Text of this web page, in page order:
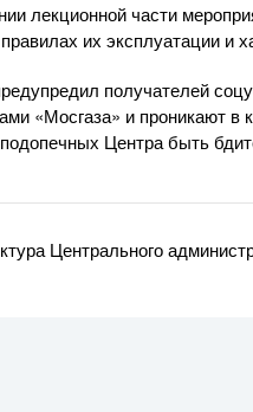
лекционной части
их эксплуатации и
получателей
«Мосгаза» и проникают
Центра быть
Центрального